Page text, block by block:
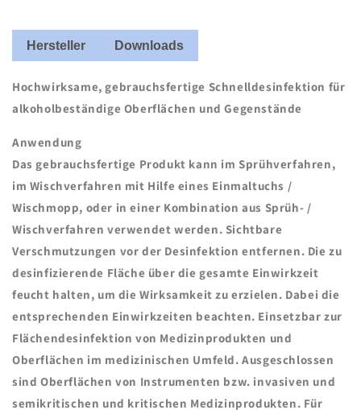
1
Liter
Sprühflasche
10
Sprühköpfe
1
Liter
Sprühflasche
10
Sprühköpfe
Hersteller Downloads
Hochwirksame, gebrauchsfertige Schnelldesinfektion für
alkoholbeständige Oberflächen und Gegenstände
Anwendung
Das gebrauchsfertige Produkt kann im Sprühverfahren,
im Wischverfahren mit Hilfe eines Einmaltuchs /
Wischmopp, oder in einer Kombination aus Sprüh- /
Wischverfahren verwendet werden. Sichtbare
Verschmutzungen vor der Desinfektion entfernen. Die zu
desinfizierende Fläche über die gesamte Einwirkzeit
feucht halten, um die Wirksamkeit zu erzielen. Dabei die
entsprechenden Einwirkzeiten beachten. Einsetzbar zur
Flächendesinfektion von Medizinprodukten und
Oberflächen im medizinischen Umfeld. Ausgeschlossen
sind Oberflächen von Instrumenten bzw. invasiven und
semikritischen und kritischen Medizinprodukten. Für